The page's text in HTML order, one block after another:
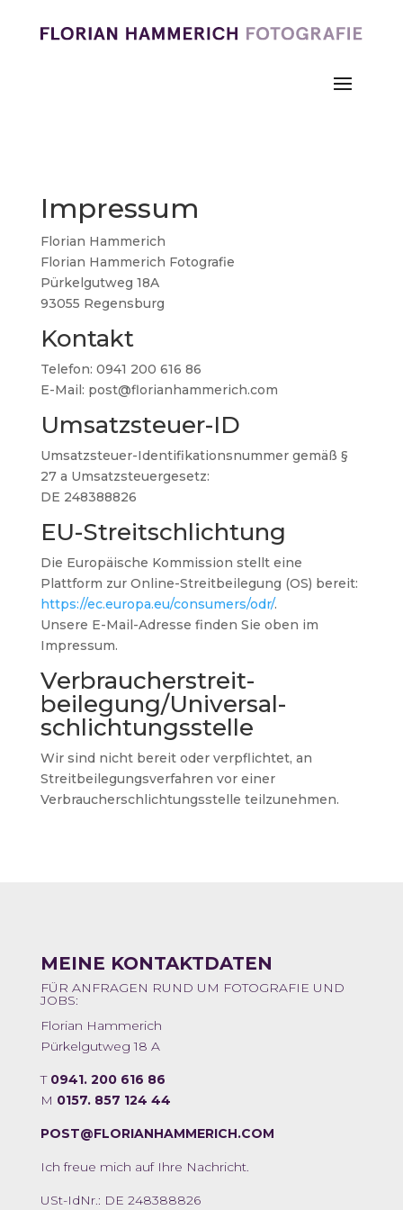
Impressum
Florian Hammerich
Florian Hammerich Fotografie
Pürkelgutweg 18A
93055 Regensburg
Kontakt
Telefon: 0941 200 616 86
E-Mail: post@florianhammerich.com
Umsatzsteuer-ID
Umsatzsteuer-Identifikationsnummer gemäß §
27 a Umsatzsteuergesetz:
DE 248388826
EU-Streitschlichtung
Die Europäische Kommission stellt eine
Plattform zur Online-Streitbeilegung (OS) bereit:
https://ec.europa.eu/consumers/odr/.
Unsere E-Mail-Adresse finden Sie oben im
Impressum.
Verbraucher­streit­
beilegung/Universal­
schlichtungs­stelle
Wir sind nicht bereit oder verpflichtet, an
Streitbeilegungsverfahren vor einer
Verbraucherschlichtungsstelle teilzunehmen.
MEINE KONTAKTDATEN
FÜR ANFRAGEN RUND UM FOTOGRAFIE UND
JOBS:
Florian Hammerich
Pürkelgutweg 18 A
T 0941. 200 616 86
M 0157. 857 124 44
POST@FLORIANHAMMERICH.COM
Ich freue mich auf Ihre Nachricht.
USt-IdNr.: DE 248388826